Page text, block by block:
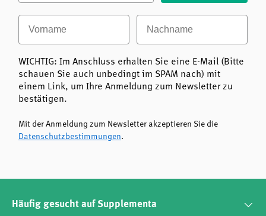
Vorname Nachname
WICHTIG: Im Anschluss erhalten Sie eine E-Mail (Bitte
schauen Sie auch unbedingt im SPAM nach) mit
einem Link, um Ihre Anmeldung zum Newsletter zu
bestätigen.
Mit der Anmeldung zum Newsletter akzeptieren Sie die
Datenschutzbestimmungen.
Häufig gesucht auf Supplementa